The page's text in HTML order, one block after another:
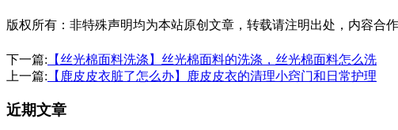
版权所有：非特殊声明均为本站原创文章，转载请注明出处，内容合作
下一篇: 【丝光棉面料洗涤】丝光棉面料的洗涤，丝光棉面料怎么洗
上一篇: 【鹿皮皮衣脏了怎么办】鹿皮皮衣的清理小窍门和日常护理
近期文章